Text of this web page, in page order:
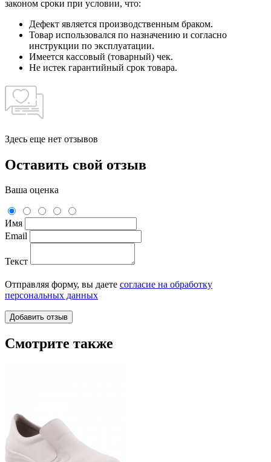
законом сроки при условии, что:
Дефект является производственным браком.
Товар использовался по назначению и согласно
инструкции по эксплуатации.
Имеется кассовый (товарный) чек.
Не истек гарантийный срок товара.
Здесь еще нет отзывов
Оставить свой отзыв
Ваша оценка
Имя
Email
Текст
Отправляя форму, вы даете согласие на обработку
персональных данных
Смотрите также